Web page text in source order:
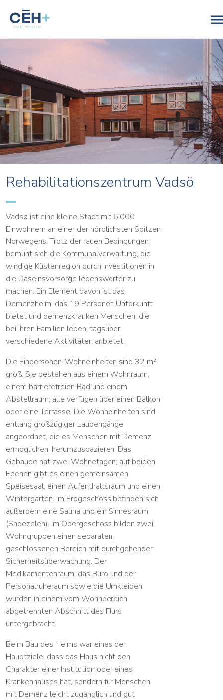
Rehabilitationszentrum Vadsö
Vadsø ist eine kleine Stadt mit 6.000
Einwohnern an einer der nördlichsten Spitzen
Norwegens. Trotz der rauen Bedingungen
bemüht sich die Kommunalverwaltung, die
windige Küstenregion durch Investitionen in
die Daseinsvorsorge lebenswerter zu
machen. Ein Element davon ist das
Demenzheim, das 19 Personen Unterkunft
bietet und demenzkranken Menschen, die
bei ihren Familien leben, tagsüber
verschiedene Aktivitäten anbietet.
Die Einpersonen-Wohneinheiten sind 32 m²
groß. Sie bestehen aus einem Wohnraum,
einem barrierefreien Bad und einem
Abstellraum; alle verfügen über einen Balkon
oder eine Terrasse. Die Wohneinheiten sind
entlang großzügiger Laubengänge
angeordnet, die es Menschen mit Demenz
ermöglichen, herumzuspazieren. Das
Gebäude hat zwei Wohnetagen; auf beiden
Ebenen gibt es einen gemeinsamen
Speisesaal, einen Aufenthaltsraum und einen
Wintergarten. Im Erdgeschoss befinden sich
außerdem eine Sauna und ein Sinnesraum
(Snoezelen). Im Obergeschoss bilden zwei
Wohngruppen einen separaten,
geschlossenen Bereich mit durchgehender
Sicherheitsüberwachung. Der
Medikamentenraum, das Büro und der
Personalruheraum sowie die Umkleiden
wurden in einem vom Wohnbereich
abgetrennten Abschnitt des Flurs
untergebracht.
Beim Bau des Heims war eines der
Hauptziele, dass das Haus nicht den
Charakter einer Institution oder eines
Krankenhauses hat, sondern für Menschen
mit Demenz leicht zugänglich und gut